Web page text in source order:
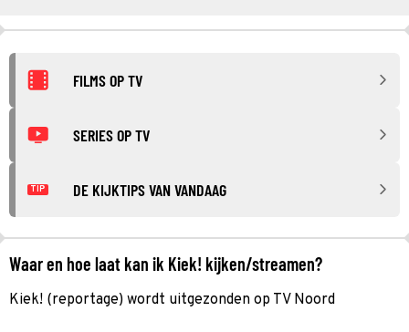
FILMS OP TV
SERIES OP TV
TIP DE KIJKTIPS VAN VANDAAG
Waar en hoe laat kan ik Kiek! kijken/streamen?
Kiek! (reportage) wordt uitgezonden op TV Noord